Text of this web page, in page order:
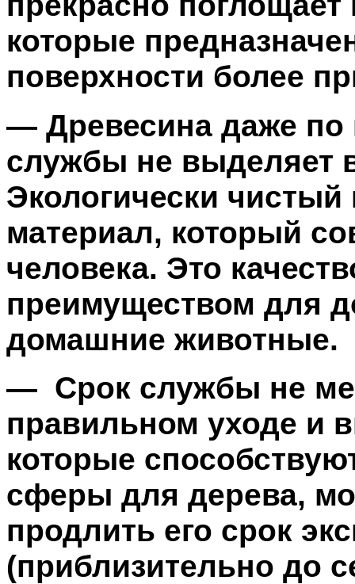
которые
поверхности более
— Древесина даже по
службы не выделяет
Экологически
материал, который
человека. Это
преимуществом для
домашние животные.
— Срок службы не
правильном уходе и
которые
сферы для дерева,
продлить его срок
(приблизительно до